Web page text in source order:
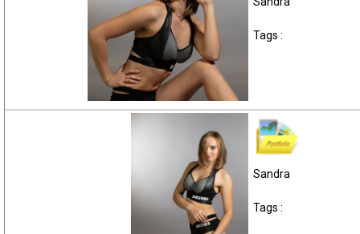
Tags :
Sandra
Tags :